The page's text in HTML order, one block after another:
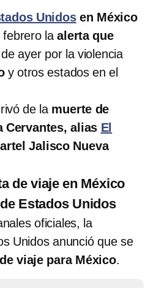
Unidosen México
febrero laalerta que
ayer por la violencia
y otros estados en el
de la muerte de
Cervantes, alias El
Jalisco Nueva
de viaje en México
Estados Unidos
oficiales, la
Unidos anunció que se
viaje para México.